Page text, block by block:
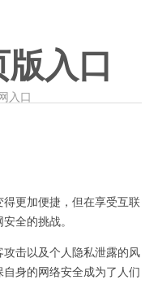
入口
入口
更加便捷，但在享受互联
全的挑战。
击以及个人隐私泄露的风
身的网络安全成为了人们